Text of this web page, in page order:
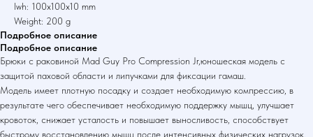
lwh: 100x100x10 mm
Weight: 200 g
Подробное описание
Подробное описание
Брюки с раковиной Mad Guy Pro Compression Jr,юношеская модель с
защитой паховой области и липучками для фиксации гамаш.
Модель имеет плотную посадку и создает необходимую компрессию, в
результате чего обеспечивает необходимую поддержку мышц, улучшает
кровоток, снижает усталость и повышает выносливость, способствует
быстрому восстановлению мышц после интенсивных физических нагрузок.